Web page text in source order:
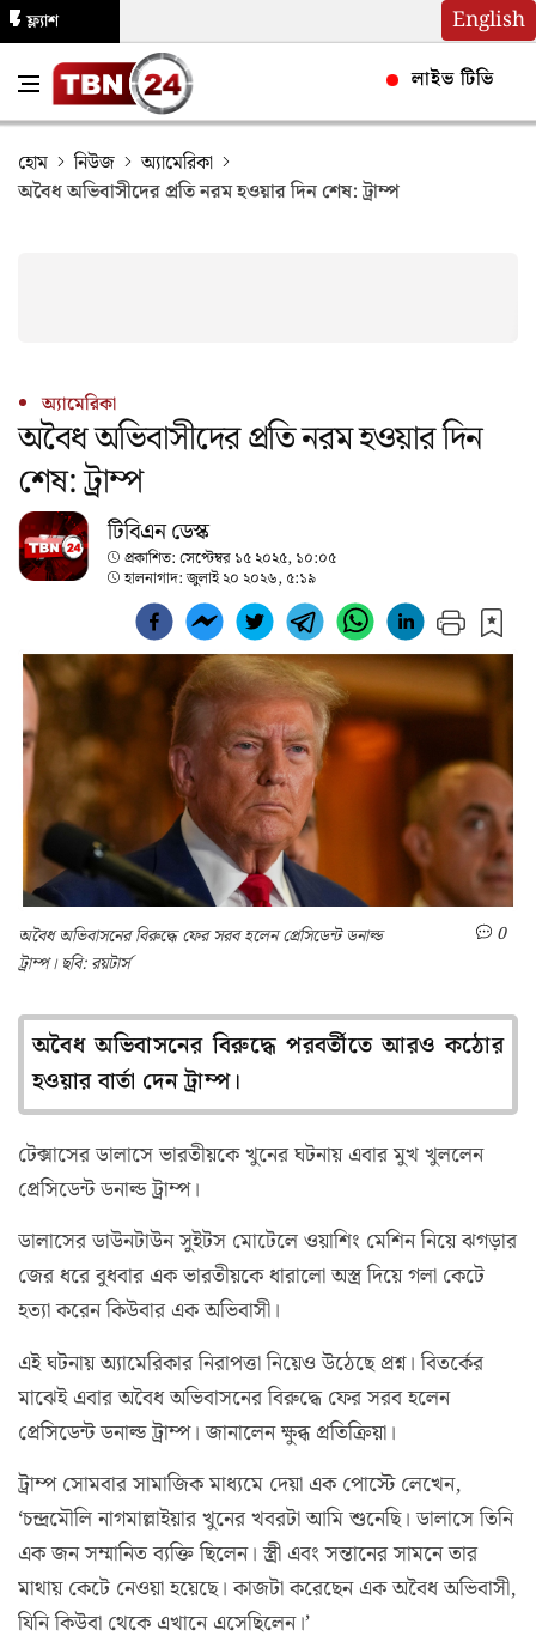
English
ফ্ল্যাশ
লাইভ টিভি
হোম নিউজ
অ্যামেরিকা
অবৈধ অভিবাসীদের প্রতি নরম হওয়ার দিন শেষ: ট্রাম্প
অ্যামেরিকা
অবৈধ অভিবাসীদের প্রতি নরম হওয়ার দিন
শেষ: ট্রাম্প
টিবিএন ডেস্ক
প্রকাশিত: সেপ্টেম্বর ১৫ ২০২৫, ১০:০৫
হালনাগাদ:জুলাই ২০ ২০২৬, ৫:১৯
অবৈধ অভিবাসনের বিরুদ্ধে ফের সরব হলেন প্রেসিডেন্ট ডনাল্ড
ট্রাম্প। ছবি: রয়টার্স
0
অবৈধ অভিবাসনের বিরুদ্ধে পরবর্তীতে আরও কঠোর
হওয়ার বার্তা দেন ট্রাম্প।
টেক্সাসের ডালাসে ভারতীয়কে খুনের ঘটনায় এবার মুখ খুললেন
প্রেসিডেন্ট ডনাল্ড ট্রাম্প।
ডালাসের ডাউনটাউন সুইটস মোটেলে ওয়াশিং মেশিন নিয়ে ঝগড়ার
জের ধরে বুধবার এক ভারতীয়কে ধারালো অস্ত্র দিয়ে গলা কেটে
হত্যা করেন কিউবার এক অভিবাসী।
এই ঘটনায় অ্যামেরিকার নিরাপত্তা নিয়েও উঠেছে প্রশ্ন। বিতর্কের
মাঝেই এবার অবৈধ অভিবাসনের বিরুদ্ধে ফের সরব হলেন
প্রেসিডেন্ট ডনাল্ড ট্রাম্প। জানালেন ক্ষুব্ধ প্রতিক্রিয়া।
ট্রাম্প সোমবার সামাজিক মাধ্যমে দেয়া এক পোস্টে লেখেন,
‘চন্দ্রমৌলি নাগমাল্লাইয়ার খুনের খবরটা আমি শুনেছি। ডালাসে তিনি
এক জন সম্মানিত ব্যক্তি ছিলেন। স্ত্রী এবং সন্তানের সামনে তার
মাথায় কেটে নেওয়া হয়েছে। কাজটা করেছেন এক অবৈধ অভিবাসী,
যিনি কিউবা থেকে এখানে এসেছিলেন।’